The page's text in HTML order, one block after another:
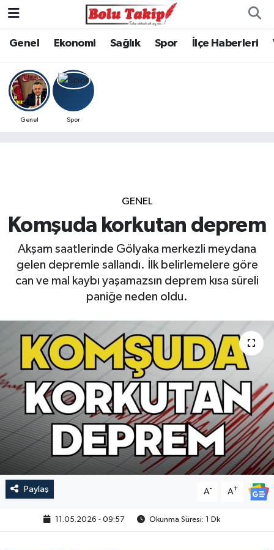
Genel Ekonomi Sağlık Spor İlçe Haberleri
Genel Spor
GENEL
Komşuda korkutan deprem
Akşam saatlerinde Gölyaka merkezli meydana
gelen depremle sallandı. İlk belirlemelere göre
can ve mal kaybı yaşamazsın deprem kısa süreli
paniğe neden oldu.
Paylaş A- A+
11.05.2026 - 09:57 Okunma Süresi: 1 Dk